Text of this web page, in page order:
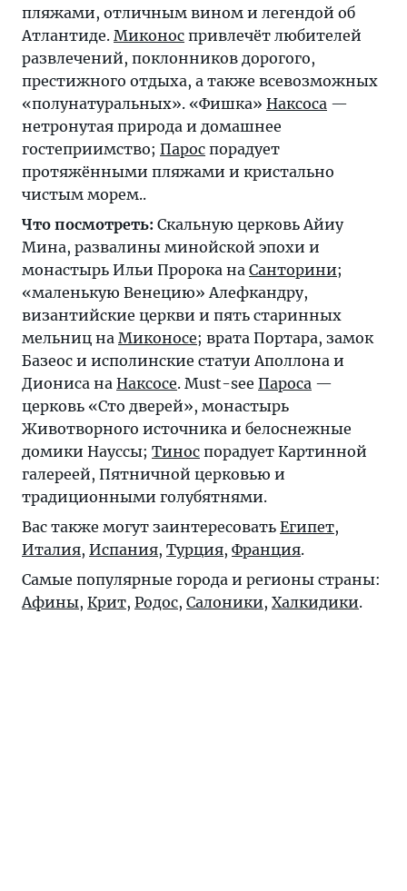
пляжами, отличным вином и легендой об
Атлантиде. Миконос привлечёт любителей
развлечений, поклонников дорогого,
престижного отдыха, а также всевозможных
«полунатуральных». «Фишка» Наксоса —
нетронутая природа и домашнее
гостеприимство; Парос порадует
протяжёнными пляжами и кристально
чистым морем..
Что посмотреть: Скальную церковь Айиу
Мина, развалины минойской эпохи и
монастырь Ильи Пророка на Санторини;
«маленькую Венецию» Алефкандру,
византийские церкви и пять старинных
мельниц на Миконосе; врата Портара, замок
Базеос и исполинские статуи Аполлона и
Диониса на Наксосе. Must-see Пароса —
церковь «Сто дверей», монастырь
Животворного источника и белоснежные
домики Науссы; Тинос порадует Картинной
галереей, Пятничной церковью и
традиционными голубятнями.
Вас также могут заинтересовать Египет,
Италия, Испания, Турция, Франция.
Самые популярные города и регионы страны:
Афины, Крит, Родос, Салоники, Халкидики.